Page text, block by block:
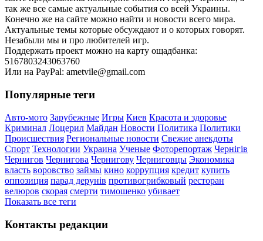
так же все самые актуальные события со всей Украины.
Конечно же на сайте можно найти и новости всего мира.
Актуальные темы которые обсуждают и о которых говорят.
Незабыли мы и про любителей игр.
Поддержать проект можно на карту ощадбанка:
5167803243063760
Или на PayPal: ametvile@gmail.com
Популярные теги
Авто-мото Зарубежные Игры Киев Красота и здоровье
Криминал Лоцерил Майдан Новости Политика Политики
Происшествия Региональные новости Свежие анекдоты
Спорт Технологии Украина Ученые Фоторепортаж Чернігів
Чернигов Чернигова Чернигову Черниговцы Экономика
власть воровство займы кино коррупция кредит купить
оппозиция парад дерунів противогрибковый ресторан
велюров скорая смерти тимошенко убивает
Показать все теги
Контакты редакции